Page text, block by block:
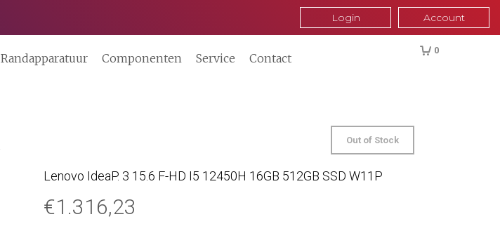
Login Account
Randapparatuur Componenten Service Contact
0
Out of Stock
Lenovo IdeaP. 3 15.6 F-HD I5 12450H 16GB 512GB SSD W11P
€1.316,23